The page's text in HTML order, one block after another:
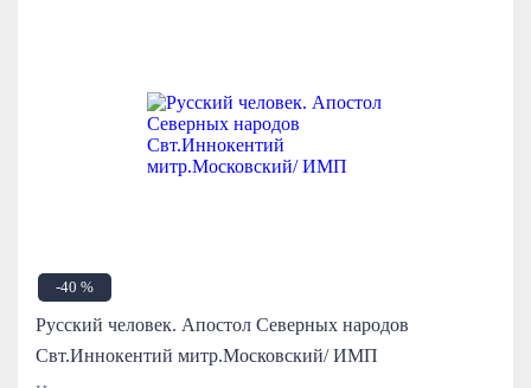
-40 %
Русский человек. Апостол Северных народов
Свт.Иннокентий митр.Московский/ ИМП